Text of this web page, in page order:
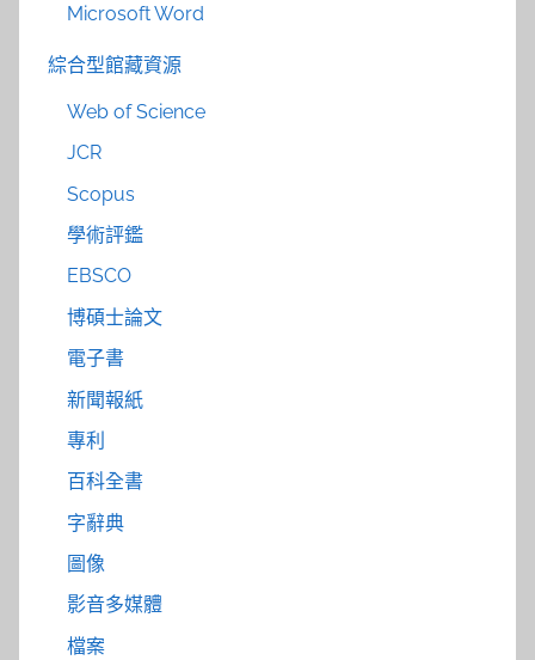
Microsoft Word
綜合型館藏資源
Web of Science
JCR
Scopus
學術評鑑
EBSCO
博碩士論文
電子書
新聞報紙
專利
百科全書
字辭典
圖像
影音多媒體
檔案